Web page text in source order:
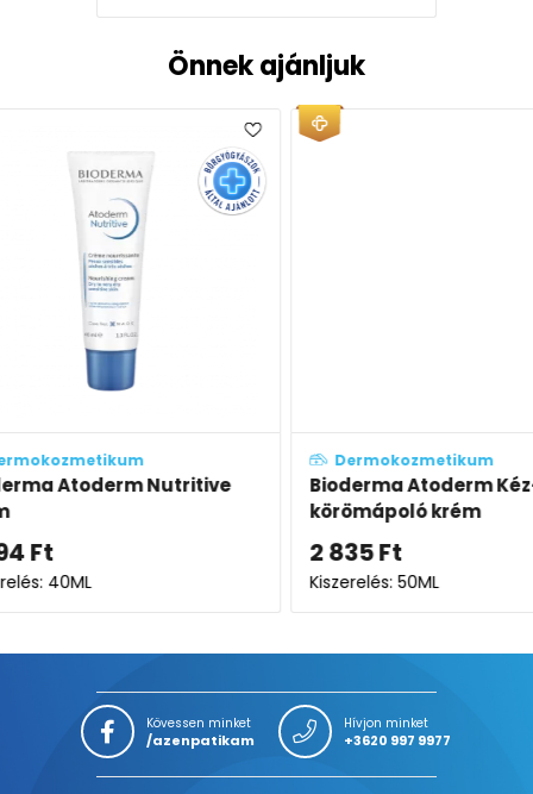
Önnek ajánljuk
Dermokozmetikum
Bioderma Atoderm Kéz- és
stift
Kövessen minket
/azenpatikam
Hívjon minket
+3620 997 9977